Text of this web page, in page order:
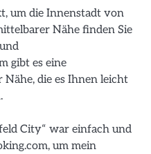
um die Innenstadt von
Nähe finden Sie
gibt es eine
die es Ihnen leicht
City“ war einfach und
um mein